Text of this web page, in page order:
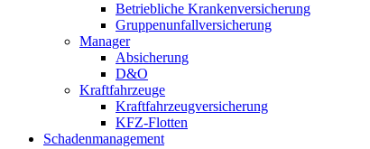
Betriebliche Krankenversicherung
Gruppenunfallversicherung
Manager
Absicherung
D&O
Kraftfahrzeuge
Kraftfahrzeugversicherung
KFZ-Flotten
Schadenmanagement